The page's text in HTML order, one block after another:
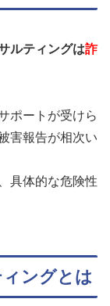
ルティングは詐
ポートが受けら
害報告が相次い
具体的な危険性
ングとは